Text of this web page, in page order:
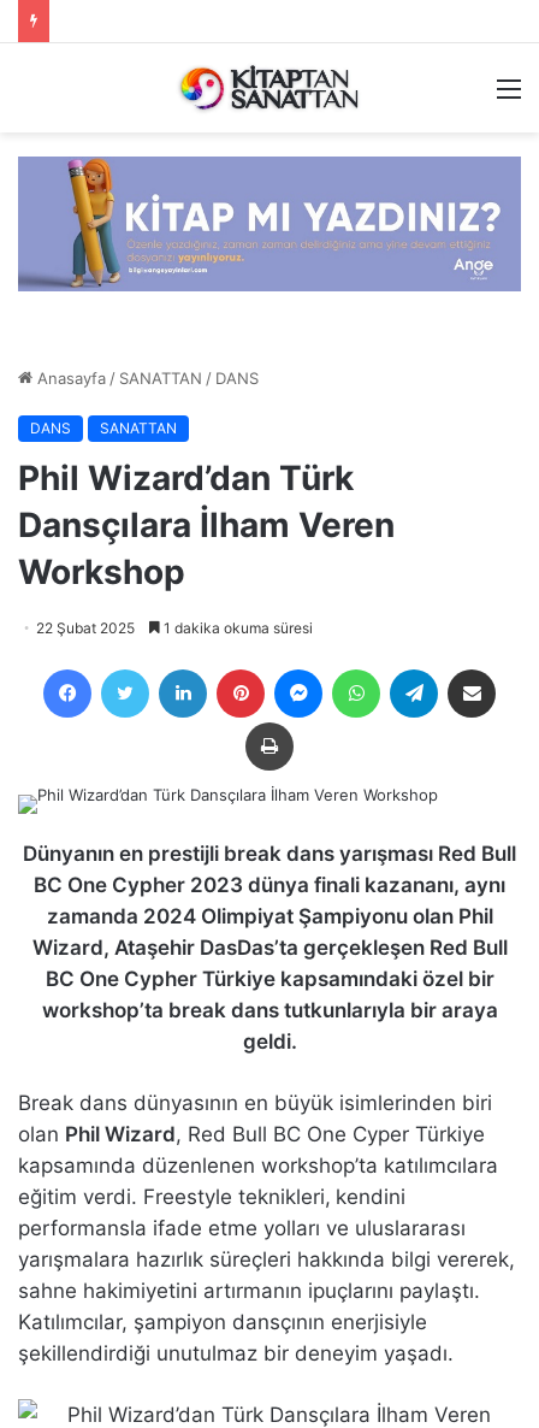
Anasayfa / SANATTAN / DANS
DANS SANATTAN
Phil Wizard’dan Türk
Dansçılara İlham Veren
Workshop
22 Şubat 2025 1 dakika okuma süresi
FacebookTwitter LinkedIn Pinterest MessengerWhatsAppTelegram
Yazdır
Dünyanın en prestijli break dans yarışması Red Bull
BC One Cypher 2023 dünya finali kazananı, aynı
zamanda 2024 Olimpiyat Şampiyonu olan Phil
Wizard, Ataşehir DasDas’ta gerçekleşen Red Bull
BC One Cypher Türkiye kapsamındaki özel bir
workshop’ta break dans tutkunlarıyla bir araya
geldi.
Break dans dünyasının en büyük isimlerinden biri
olan Phil Wizard, Red Bull BC One Cyper Türkiye
kapsamında düzenlenen workshop’ta katılımcılara
eğitim verdi. Freestyle teknikleri, kendini
performansla ifade etme yolları ve uluslararası
yarışmalara hazırlık süreçleri hakkında bilgi vererek,
sahne hakimiyetini artırmanın ipuçlarını paylaştı.
Katılımcılar, şampiyon dansçının enerjisiyle
şekillendirdiği unutulmaz bir deneyim yaşadı.